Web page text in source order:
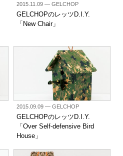
2015.11.09— GELCHOP
GELCHOPのレッツD.I.Y.
「New Chair」
2015.09.09— GELCHOP
GELCHOPのレッツD.I.Y.
「Over Self-defensive Bird
House」